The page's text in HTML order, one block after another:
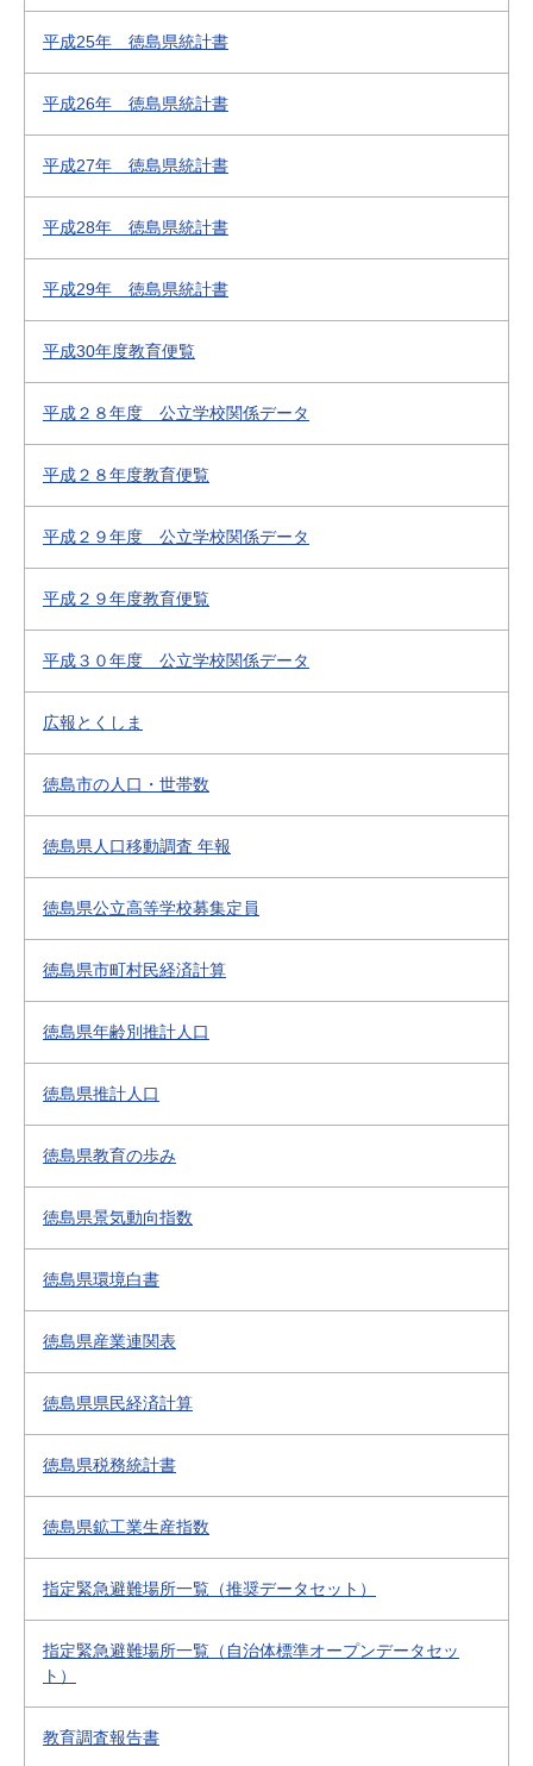
平成25年 徳島県統計書
平成26年 徳島県統計書
平成27年 徳島県統計書
平成28年 徳島県統計書
平成29年 徳島県統計書
平成30年度教育便覧
平成２８年度 公立学校関係データ
平成２８年度教育便覧
平成２９年度 公立学校関係データ
平成２９年度教育便覧
平成３０年度 公立学校関係データ
広報とくしま
徳島市の人口・世帯数
徳島県人口移動調査 年報
徳島県公立高等学校募集定員
徳島県市町村民経済計算
徳島県年齢別推計人口
徳島県推計人口
徳島県教育の歩み
徳島県景気動向指数
徳島県環境白書
徳島県産業連関表
徳島県県民経済計算
徳島県税務統計書
徳島県鉱工業生産指数
指定緊急避難場所一覧（推奨データセット）
指定緊急避難場所一覧（自治体標準オープンデータセッ
ト）
教育調査報告書